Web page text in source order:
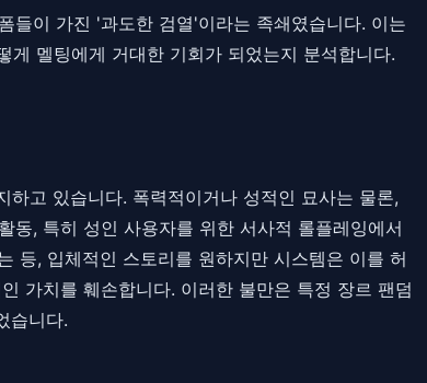
들이 가진 '과도한 검열'이라는 족쇄였습니다. 이는
멜팅에게 거대한 기회가 되었는지 분석합니다.
고 있습니다. 폭력적이거나 성적인 묘사는 물론,
동, 특히 성인 사용자를 위한 서사적 롤플레잉에서
등, 입체적인 스토리를 원하지만 시스템은 이를 허
가치를 훼손합니다. 이러한 불만은 특정 장르 팬덤
습니다.